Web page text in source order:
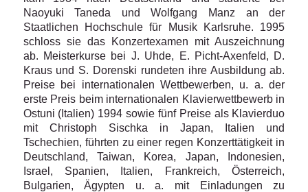
Naoyuki Taneda und Wolfgang Manz an der
Staatlichen Hochschule für Musik Karlsruhe. 1995
schloss sie das Konzertexamen mit Auszeichnung
ab. Meisterkurse bei J. Uhde, E. Picht-Axenfeld, D.
Kraus und S. Dorenski rundeten ihre Ausbildung ab.
Preise bei internationalen Wettbewerben, u. a. der
erste Preis beim internationalen Klavierwettbewerb in
Ostuni (Italien) 1994 sowie fünf Preise als Klavierduo
mit Christoph Sischka in Japan, Italien und
Tschechien, führten zu einer regen Konzerttätigkeit in
Deutschland, Taiwan, Korea, Japan, Indonesien,
Israel, Spanien, Italien, Frankreich, Österreich,
Bulgarien, Ägypten u. a. mit Einladungen zu